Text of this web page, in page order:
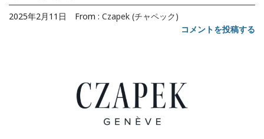
2025年2月11日 From : Czapek (チャペック)
コメントを投稿する